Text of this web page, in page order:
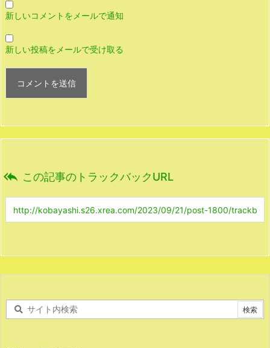
新しいコメントをメールで通知
新しい投稿をメールで受け取る
 この記事のトラックバックURL